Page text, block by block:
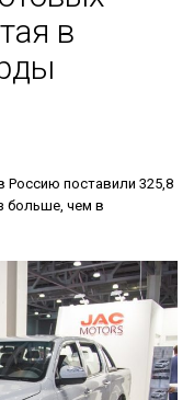
в
Россию поставили 325,8
больше, чем в